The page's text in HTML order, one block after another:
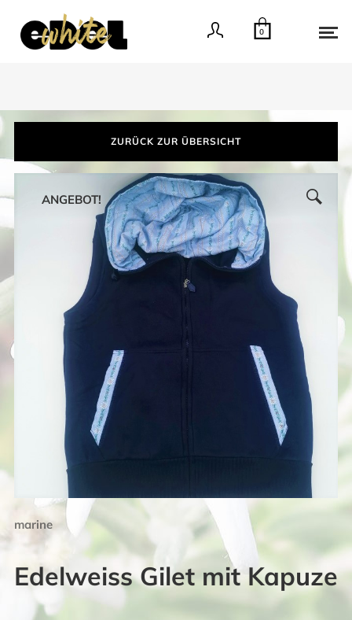
0
ZURÜCK ZUR ÜBERSICHT
ANGEBOT!
marine
Edelweiss Gilet mit Kapuze